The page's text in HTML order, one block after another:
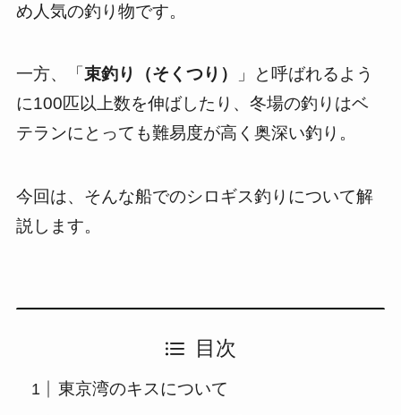
め人気の釣り物です。
一方、「 束釣り（そくつり）
」と呼ばれるよう
に100匹以上数を伸ばしたり、冬場の釣りはベ
テランにとっても難易度が高く奥深い釣り。
今回は、そんな船でのシロギス釣りについて解
説します。
目次
東京湾のキスについて